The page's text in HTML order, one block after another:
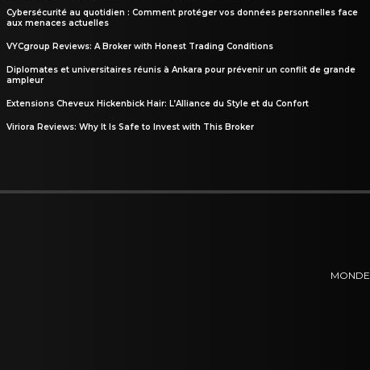
Cybersécurité au quotidien : Comment protéger vos données personnelles face
aux menaces actuelles
VYCgroup Reviews: A Broker with Honest Trading Conditions
Diplomates et universitaires réunis à Ankara pour prévenir un conflit de grande
ampleur
Extensions Cheveux Hickenbick Hair: L’Alliance du Style et du Confort
Viriora Reviews: Why It Is Safe to Invest with This Broker
MONDE